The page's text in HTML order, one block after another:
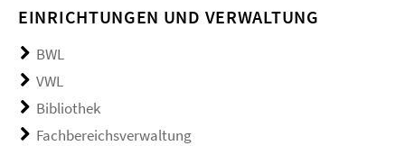
EINRICHTUNGEN UND VERWALTUNG
BWL
VWL
Bibliothek
Fachbereichsverwaltung